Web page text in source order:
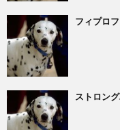
フィプロ
ストロン